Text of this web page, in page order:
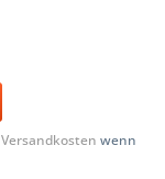
Versandkosten wenn